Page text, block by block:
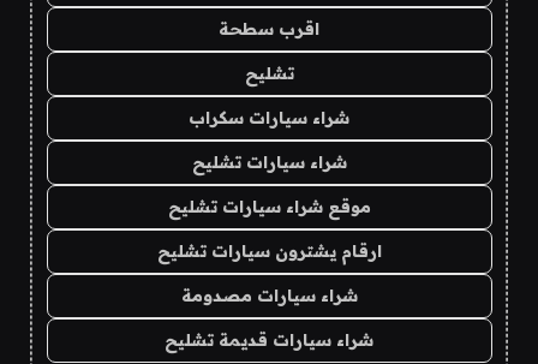
اقرب سطحة
تشليح
شراء سيارات سكراب
شراء سيارات تشليح
موقع شراء سيارات تشليح
ارقام يشترون سيارات تشليح
شراء سيارات مصدومة
شراء سيارات قديمة تشليح